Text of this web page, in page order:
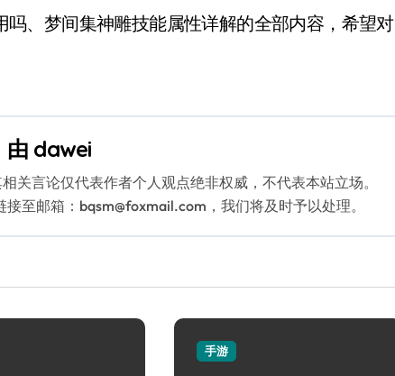
、梦间集神雕技能属性详解的全部内容，希望对
由 dawei
关言论仅代表作者个人观点绝非权威，不代表本站立场。
至邮箱：bqsm@foxmail.com，我们将及时予以处理。
手游